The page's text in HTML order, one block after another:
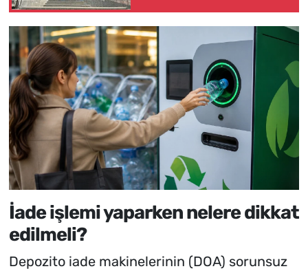
İade işlemi yaparken nelere dikkat
edilmeli?
Depozito iade makinelerinin (DOA) sorunsuz